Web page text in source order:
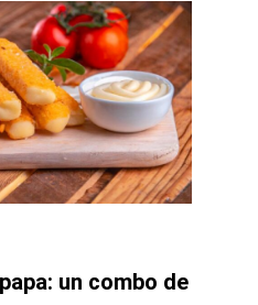
un combo de